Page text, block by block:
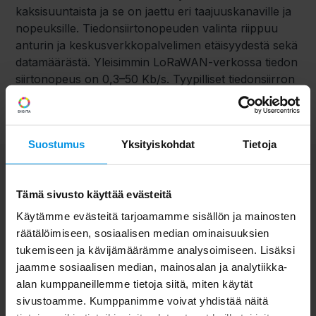
Suostumus Yksityiskohdat Tietoja
Tämä sivusto käyttää evästeitä
Käytämme evästeitä tarjoamamme sisällön ja mainosten
räätälöimiseen, sosiaalisen median ominaisuuksien
tukemiseen ja kävijämäärämme analysoimiseen. Lisäksi
jaamme sosiaalisen median, mainosalan ja analytiikka-
alan kumppaneillemme tietoja siitä, miten käytät
sivustoamme. Kumppanimme voivat yhdistää näitä
kaksisuuntaista ja se on jaettu eri taajuuskanaville ja
nopeuksille. Tiedonsiirtonopeuden valinta riippuu
anturin ja keskusverkkopalvelimen etäisyydestä sekä
datamäärästä. Yleisimmin LoRaWAN-verkossa tiedon
siirtonopeus on 0,3–50 Kb/s. Tyypilliset tiedonsiirron
datamäärät ovat muutamia kymmeniä tavuja.